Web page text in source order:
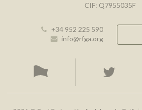
CIF: Q7955035F
+34 952 225 590
info@rfga.org